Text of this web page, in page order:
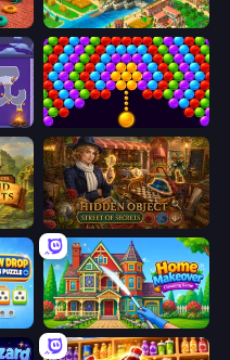
Thread Sort: Knit Pictures Empire City
Bubble Story
Hidden Objects: Island Secrets Hidden Object: Street Of Secrets
Unscrew Drop: Satisfying Puzzle Home Makeover Cleaning Game